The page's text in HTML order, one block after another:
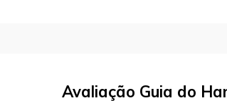
Avaliação Guia do